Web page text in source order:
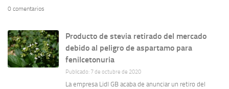
0 comentarios
Producto de stevia retirado del mercado
debido al peligro de aspartamo para
fenilcetonuria
Publicado: 7 de octubre de 2020
La empresa Lidl GB acaba de anunciar un retiro del